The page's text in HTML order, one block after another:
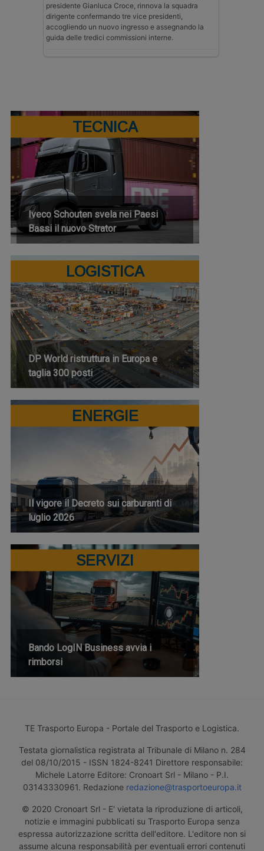
presidente Gianluca Croce, rinnova la squadra
dirigente confermando tre vice presidenti,
accogliendo un nuovo ingresso e assegnando la
guida delle tredici commissioni interne.
TECNICA
Iveco Schouten svela nei Paesi
Bassi il nuovo Strator
LOGISTICA
DP World ristruttura in Europa e
taglia 300 posti
ENERGIE
Il vigore il Decreto sui carburanti di
luglio 2026
SERVIZI
Bando LogIN Business avvia i
rimborsi
TE Trasporto Europa - Portale del Trasporto e Logistica.
Testata giornalistica registrata al Tribunale di Milano n. 284
del 08/10/2015 - ISSN 1824-8241 Direttore responsabile:
Michele Latorre Editore: Cronoart Srl - Milano - P.I.
03143330961. Redazione redazione@trasportoeuropa.it
© 2020 Cronoart Srl - E' vietata la riproduzione di articoli,
notizie e immagini pubblicati su Trasporto Europa senza
espressa autorizzazione scritta dell'editore. L'editore non si
assume alcuna responsabilità per eventuali errori contenuti